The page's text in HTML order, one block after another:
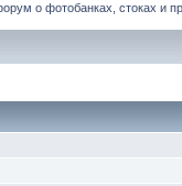
о фотобанках, стоках и